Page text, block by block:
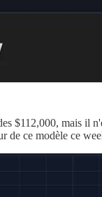
$112,000, mais il
ce modèle ce